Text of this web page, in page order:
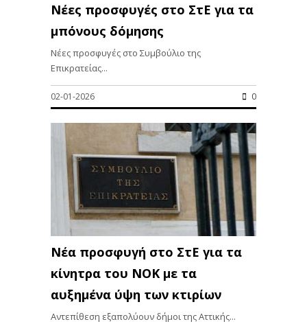
Νέες προσφυγές στο ΣτΕ για τα
μπόνους δόμησης
Νέες προσφυγές στο Συμβούλιο της
Επικρατείας...
02-01-2026 0
Νέα προσφυγή στο ΣτΕ για τα
κίνητρα του ΝΟΚ με τα
αυξημένα ύψη των κτιρίων
Αντεπίθεση εξαπολύουν δήμοι της Αττικής...